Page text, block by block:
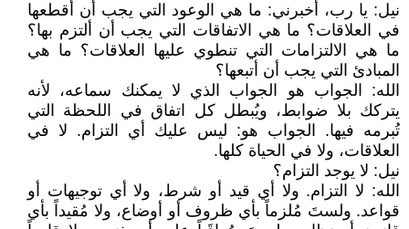
نيل: يا رب، أخبرني: ما هي الوعود التي يجب أن أقطعها
في العلاقات؟ ما هي الاتفاقات التي يجب أن ألتزم بها؟
ما هي الالتزامات التي تنطوي عليها العلاقات؟ ما هي
المبادئ التي يجب أن أتبعها؟
الله: الجواب هو الجواب الذي لا يمكنك سماعه، لأنه
يتركك بلا ضوابط، ويُبطل كل اتفاق في اللحظة التي
تُبرمه فيها. الجواب هو: ليس عليك أي التزام. لا في
العلاقات، ولا في الحياة كلها.
نيل: لا يوجد التزام؟
الله: لا التزام. ولا أي قيد أو شرط، ولا أي توجيهات أو
قواعد. ولستَ مُلزماً بأي ظروف أو أوضاع، ولا مُقيداً بأي